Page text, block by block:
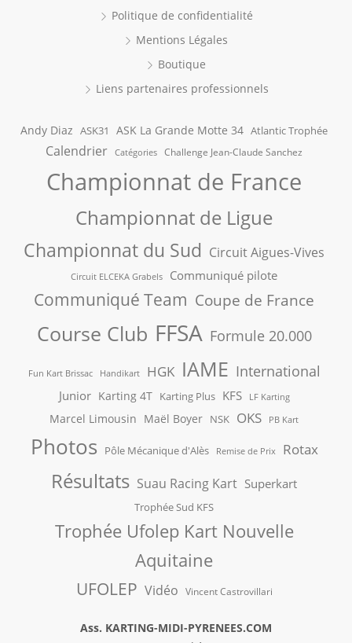
Politique de confidentialité
Mentions Légales
Boutique
Liens partenaires professionnels
Andy Diaz ASK31 ASK La Grande Motte 34 Atlantic Trophée
Calendrier Catégories Challenge Jean-Claude Sanchez
Championnat de France
Championnat de Ligue
Championnat du Sud Circuit Aigues-Vives
Circuit ELCEKA Grabels Communiqué pilote
Communiqué Team Coupe de France
Course Club FFSA Formule 20.000
Fun Kart Brissac Handikart HGK IAME International
Junior Karting 4T Karting Plus KFS LF Karting
Marcel Limousin Maël Boyer NSK OKS PB Kart
Photos Pôle Mécanique d'Alès Remise de Prix Rotax
Résultats Suau Racing Kart Superkart
Trophée Sud KFS
Trophée Ufolep Kart Nouvelle
Aquitaine
UFOLEP Vidéo Vincent Castrovillari
Ass. KARTING-MIDI-PYRENEES.COM